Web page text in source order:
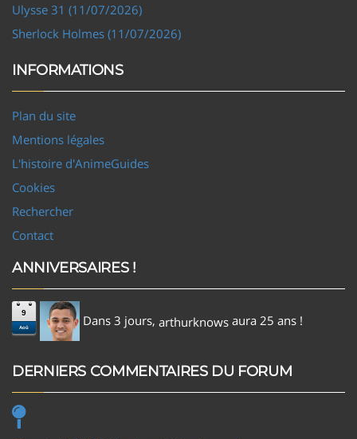
Ulysse 31 (11/07/2026)
Sherlock Holmes (11/07/2026)
INFORMATIONS
Plan du site
Mentions légales
L'histoire d'AnimeGuides
Cookies
Rechercher
Contact
ANNIVERSAIRES !
9
Aoû Dans 3 jours, arthurknows aura 25 ans !
DERNIERS COMMENTAIRES DU FORUM